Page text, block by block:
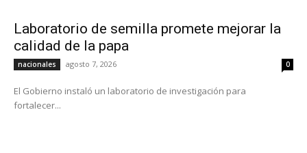
Laboratorio de semilla promete mejorar la
calidad de la papa
nacionales agosto 7, 2026 0
El Gobierno instaló un laboratorio de investigación para
fortalecer...